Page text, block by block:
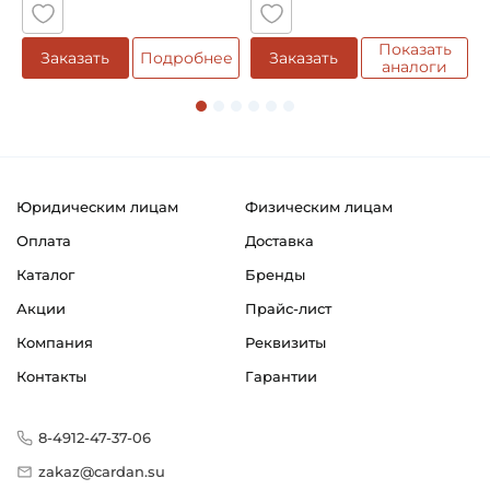
Тип наружного кольца:
Сферическое
Смазка:
Классификация завода - производителя:
Страна происхождения:
Заказать Подробнее Заказать
Показать
аналоги
Юридическим лицам
Физическим лицам
Оплата
Доставка
Каталог
Бренды
Акции
Прайс-лист
Компания
Реквизиты
Контакты
Гарантии
8-4912-47-37-06
zakaz@cardan.su